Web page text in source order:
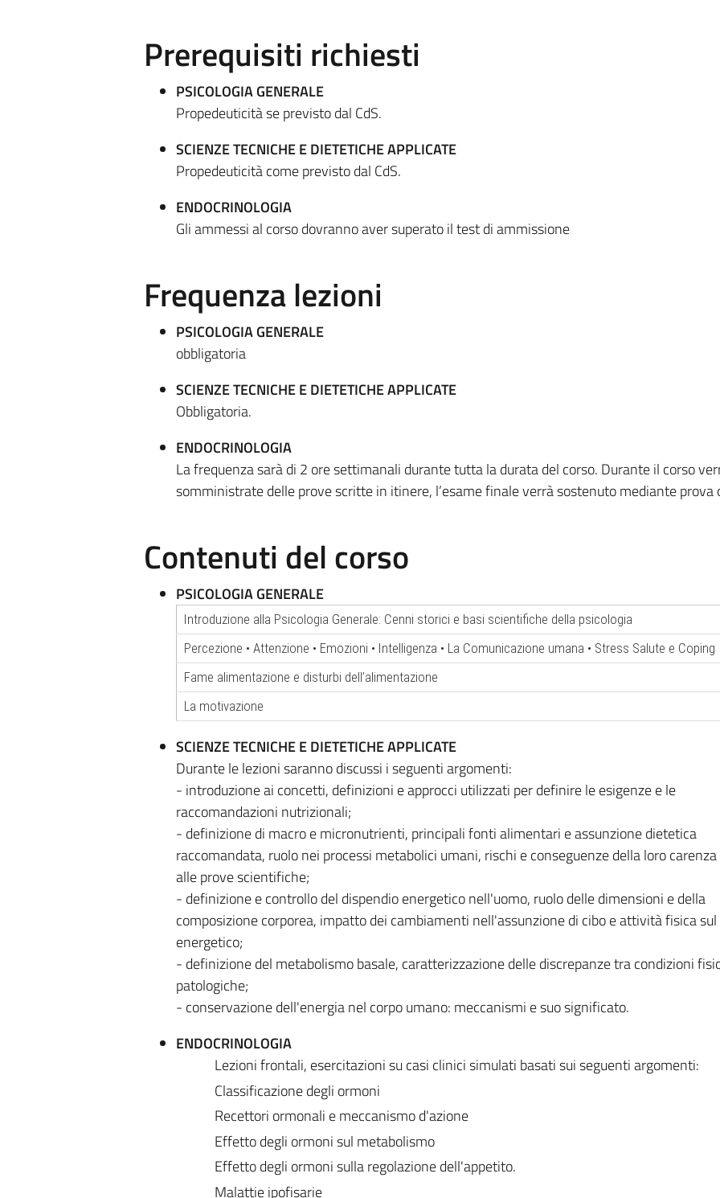
Prerequisiti richiesti
PSICOLOGIA GENERALE
Propedeuticità se previsto dal CdS.
SCIENZE TECNICHE E DIETETICHE APPLICATE
Propedeuticità come previsto dal CdS.
ENDOCRINOLOGIA
Gli ammessi al corso dovranno aver superato il test di ammissione
Frequenza lezioni
PSICOLOGIA GENERALE
obbligatoria
SCIENZE TECNICHE E DIETETICHE APPLICATE
Obbligatoria.
ENDOCRINOLOGIA
La frequenza sarà di 2 ore settimanali durante tutta la durata del corso. Durante il corso
somministrate delle prove scritte in itinere, l’esame finale verrà sostenuto mediante prova
Contenuti del corso
PSICOLOGIA GENERALE
Introduzione alla Psicologia Generale: Cenni storici e basi scientifiche della psicologia
Percezione • Attenzione • Emozioni • Intelligenza • La Comunicazione umana • Stress Salute e Coping
Fame alimentazione e disturbi dell’alimentazione
La motivazione
SCIENZE TECNICHE E DIETETICHE APPLICATE
Durante le lezioni saranno discussi i seguenti argomenti:
- introduzione ai concetti, definizioni e approcci utilizzati per definire le esigenze e le
raccomandazioni nutrizionali;
- definizione di macro e micronutrienti, principali fonti alimentari e assunzione dietetica
raccomandata, ruolo nei processi metabolici umani, rischi e conseguenze della loro
alle prove scientifiche;
- definizione e controllo del dispendio energetico nell'uomo, ruolo delle dimensioni e della
composizione corporea, impatto dei cambiamenti nell'assunzione di cibo e attività fisica
energetico;
- definizione del metabolismo basale, caratterizzazione delle discrepanze tra condizioni
patologiche;
- conservazione dell'energia nel corpo umano: meccanismi e suo significato.
ENDOCRINOLOGIA
Lezioni frontali, esercitazioni su casi clinici simulati basati sui seguenti argomenti:
Classificazione degli ormoni
Recettori ormonali e meccanismo d'azione
Effetto degli ormoni sul metabolismo
Effetto degli ormoni sulla regolazione dell'appetito.
Malattie ipofisarie